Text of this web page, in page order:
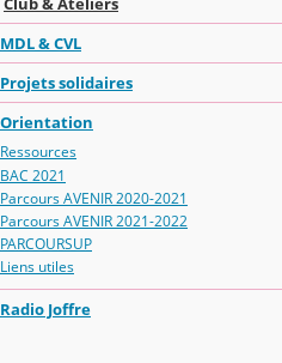
MDL & CVL
Projets solidaires
Orientation
Ressources
BAC 2021
Parcours AVENIR 2020-2021
Parcours AVENIR 2021-2022
PARCOURSUP
Liens utiles
Radio Joffre